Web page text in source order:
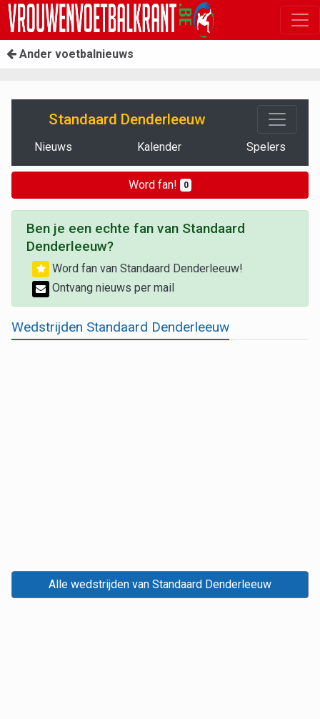
Ander voetbalnieuws
Standaard Denderleeuw
Nieuws Kalender Spelers
Word fan! 0
Ben je een echte fan van Standaard
Denderleeuw?
Word fan van Standaard Denderleeuw!
Ontvang nieuws per mail
Wedstrijden Standaard Denderleeuw
Alle wedstrijden van Standaard Denderleeuw